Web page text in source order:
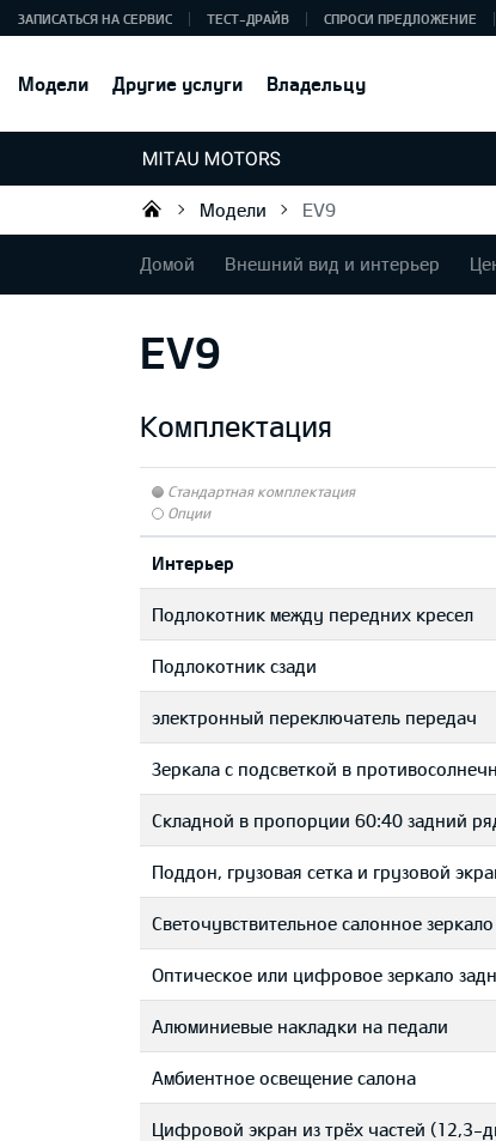
Модели Другие услуги Владельцу
ЗАПИСАТЬСЯ НА СЕРВИС ТЕСТ-ДРАЙВ СПРОСИ ПРЕДЛОЖЕНИЕ
Mitau Motors
Модели EV9
Домой Внешний вид и интерьер
EV9
Комплектация
Стандартная комплектация
Опции
Интерьер
Подлокотник между передних кресел
Подлокотник сзади
электронный переключатель передач
Зеркала с подсветкой в
Складной в пропорции 60:40 задний
Поддон, грузовая сетка и грузовой
Светочувствительное салонное
Оптическое или цифровое зеркало
Aлюминиевые накладки на педали
Aмбиентное освещение салона
Цифровой экран из трёх частей